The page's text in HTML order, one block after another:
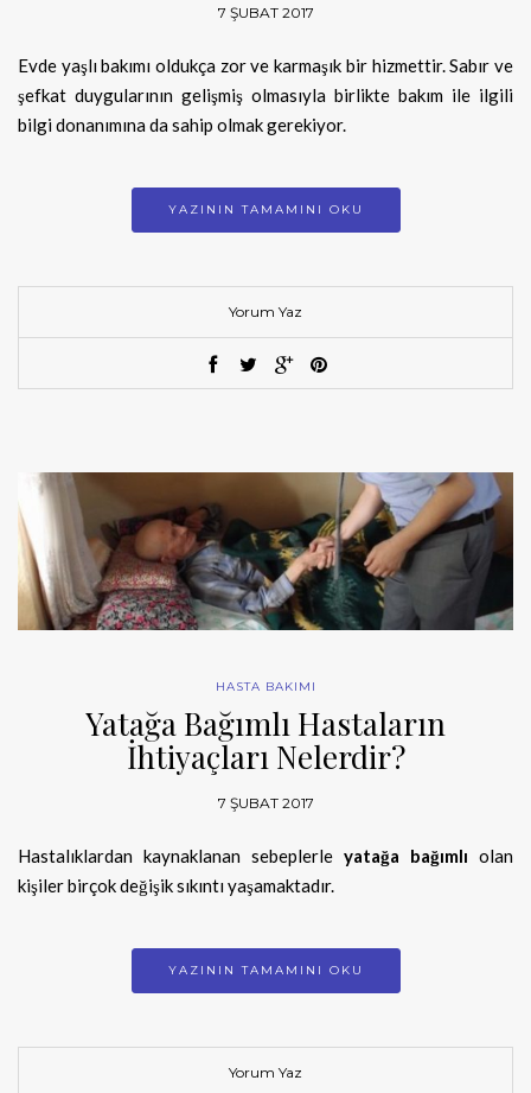
7 ŞUBAT 2017
Evde yaşlı bakımı oldukça zor ve karmaşık bir hizmettir. Sabır ve
şefkat duygularının gelişmiş olmasıyla birlikte bakım ile ilgili
bilgi donanımına da sahip olmak gerekiyor.
YAZININ TAMAMINI OKU
Yorum Yaz
HASTA BAKIMI
Yatağa Bağımlı Hastaların
İhtiyaçları Nelerdir?
7 ŞUBAT 2017
Hastalıklardan kaynaklanan sebeplerle yatağa bağımlı olan
kişiler birçok değişik sıkıntı yaşamaktadır.
YAZININ TAMAMINI OKU
Yorum Yaz